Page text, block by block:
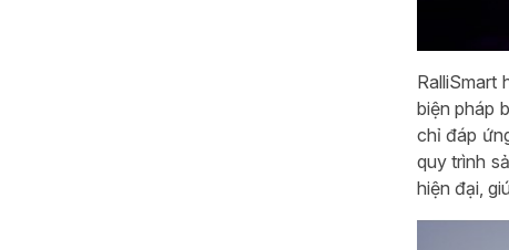
RalliSmart
biện pháp
chỉ đáp
quy trình
hiện đại,